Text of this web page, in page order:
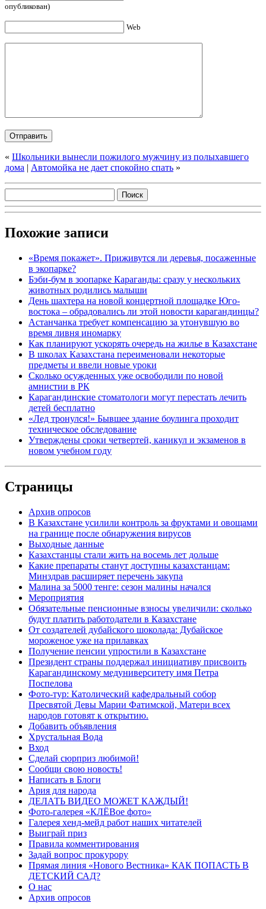
опубликован)
Web
« Школьники вынесли пожилого мужчину из полыхавшего
дома | Автомойка не дает спокойно спать »
Похожие записи
«Время покажет». Приживутся ли деревья, посаженные
в экопарке?
Бэби-бум в зоопарке Караганды: сразу у нескольких
животных родились малыши
День шахтера на новой концертной площадке Юго-
востока – обрадовались ли этой новости карагандинцы?
Астанчанка требует компенсацию за утонувшую во
время ливня иномарку
Как планируют ускорять очередь на жилье в Казахстане
В школах Казахстана переименовали некоторые
предметы и ввели новые уроки
Сколько осужденных уже освободили по новой
амнистии в РК
Карагандинские стоматологи могут перестать лечить
детей бесплатно
«Лед тронулся!» Бывшее здание боулинга проходит
техническое обследование
Утверждены сроки четвертей, каникул и экзаменов в
новом учебном году
Страницы
Архив опросов
В Казахстане усилили контроль за фруктами и овощами
на границе после обнаружения вирусов
Выходные данные
Казахстанцы стали жить на восемь лет дольше
Какие препараты станут доступны казахстанцам:
Минздрав расширяет перечень закупа
Малина за 5000 тенге: сезон малины начался
Мероприятия
Обязательные пенсионные взносы увеличили: сколько
будут платить работодатели в Казахстане
От создателей дубайского шоколада: Дубайское
мороженое уже на прилавках
Получение пенсии упростили в Казахстане
Президент страны поддержал инициативу присвоить
Карагандинскому медуниверситету имя Петра
Поспелова
Фото-тур: Католический кафедральный собор
Пресвятой Девы Марии Фатимской, Матери всех
народов готовят к открытию.
Добавить объявления
Хрустальная Вода
Вход
Сделай сюрприз любимой!
Сообщи свою новость!
Написать в Блоги
Ария для народа
ДЕЛАТЬ ВИДЕО МОЖЕТ КАЖДЫЙ!
Фото-галерея «КЛЁВое фото»
Галерея хенд-мейд работ наших читателей
Выиграй приз
Правила комментирования
Задай вопрос прокурору
Прямая линия «Нового Вестника» КАК ПОПАСТЬ В
ДЕТСКИЙ САД?
О нас
Архив опросов